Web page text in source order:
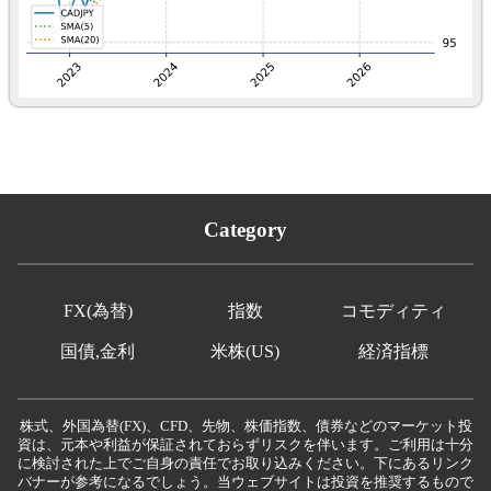
Category
FX(為替) 指数 コモディティ
国債,金利 米株(US) 経済指標
株式、外国為替(FX)、CFD、先物、株価指数、債券などのマーケット投
資は、元本や利益が保証されておらずリスクを伴います。ご利用は十分
に検討された上でご自身の責任でお取り込みください。下にあるリンク
バナーが参考になるでしょう。当ウェブサイトは投資を推奨するもので